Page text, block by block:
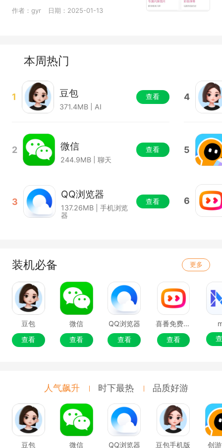
作者：gyr 日期：2025-01-13
本周热门
1 豆包
371.4MB | AI
查看
2 微信
244.9MB | 聊天
查看
3
QQ浏览器
137.26MB | 手机浏览
器
查看
4
5
6
装机必备 更多
豆包
查看
微信
查看
QQ浏览器
查看
喜番免费短剧
查看
人气飙升 时下最热 品质好游
豆包 微信 QQ浏览器 豆包手机版 创